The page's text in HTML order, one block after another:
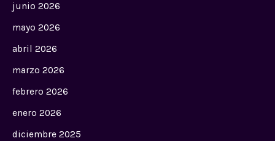
junio 2026
mayo 2026
abril 2026
marzo 2026
febrero 2026
enero 2026
diciembre 2025